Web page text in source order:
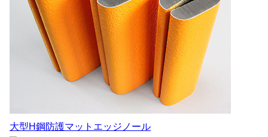
大型H鋼防護マットエッジノール